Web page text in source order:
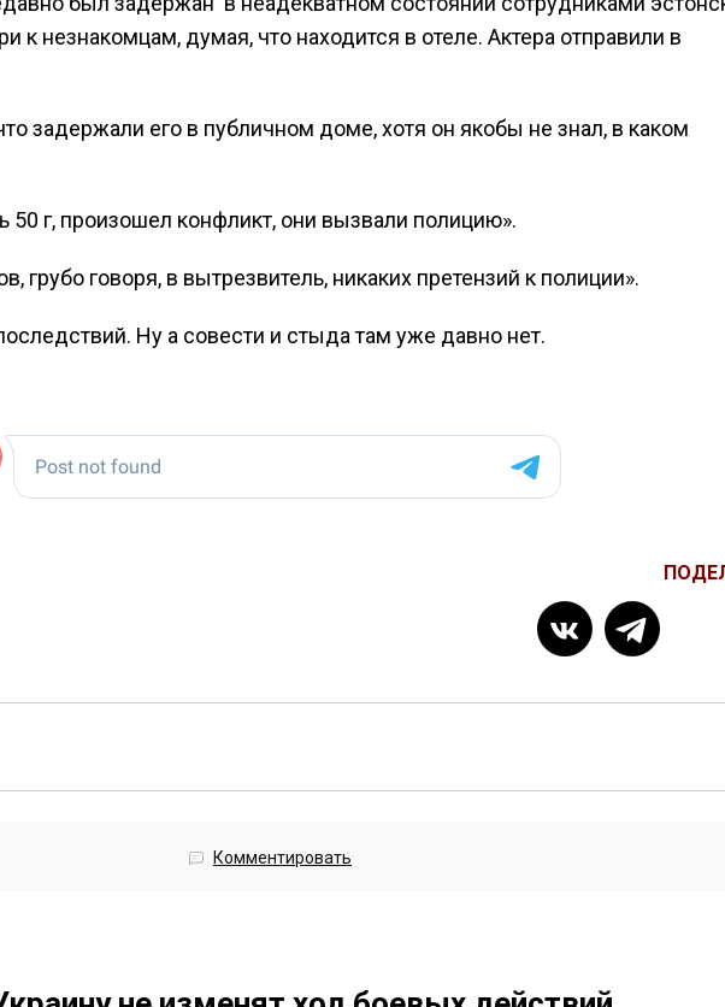
к незнакомцам, думая, что находится в отеле. Актера отправили в
задержали его в публичном доме, хотя он якобы не знал, в каком
г, произошел конфликт, они вызвали полицию».
грубо говоря, в вытрезвитель, никаких претензий к полиции».
Ну а совести и стыда там уже давно нет.
Комментировать